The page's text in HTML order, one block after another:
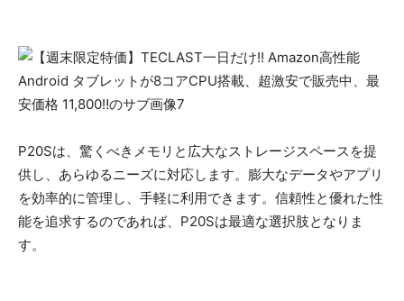
P20Sは、驚くべきメモリと広大なストレージスペースを提
供し、あらゆるニーズに対応します。膨大なデータやアプリ
を効率的に管理し、手軽に利用できます。信頼性と優れた性
能を追求するのであれば、P20Sは最適な選択肢となりま
す。